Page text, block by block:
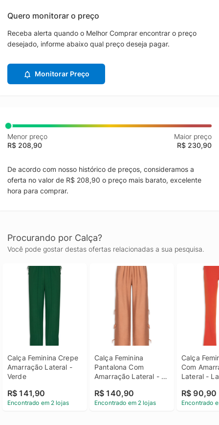
Quero monitorar o preço
Receba alerta quando o Melhor Comprar encontrar o preço
desejado, informe abaixo qual preço deseja pagar.
Monitorar Preço
Menor preço
R$ 208,90
Maior preço
R$ 230,90
De acordo com nosso histórico de preços, consideramos a
oferta no valor de R$ 208,90 o preço mais barato, excelente
hora para comprar.
Procurando por Calça?
Você pode gostar destas ofertas relacionadas a sua pesquisa.
Calça Feminina Crepe
Amarração Lateral -
Verde
R$ 141,90
Encontrado em 2 lojas
Calça Feminina
Pantalona Com
Amarração Lateral -
R$ 140,90
Encontrado em 2 lojas
Calça
Com
Lateral -
R$ 90,90
Encontrado